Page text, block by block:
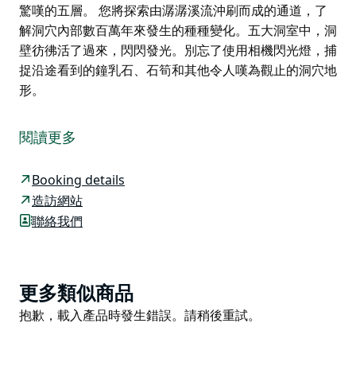
驚嘆的五層。 您將探索由潺潺溪流沖刷而成的通道，了
解洞穴內部數百萬年來發生的種種變化。五大洞室中，洞
壁彷彿活了過來，閃閃發光。別忘了使用相機閃光燈，捕
捉沿途看到的鐘乳石、石筍和其他令人嘆為觀止的洞穴地
形。
穴。它是翁貝揚洞穴群中最長、最奇特的洞穴，橫跨令人
驚嘆的五層。
您將探索由潺潺溪流沖刷而成的通道，了解洞穴內部數百
萬年來發生的種種變化。五大洞室中，洞壁彷彿活了過
來，閃閃發光。別忘了使用相機閃光燈，捕捉沿途看到的
閱讀更多
Booking details
造訪網站
聯絡我們
Product
List
更多類似商品
Product
抱歉，載入產品時發生錯誤。請稍後重試。